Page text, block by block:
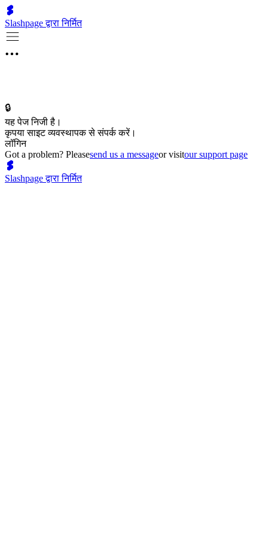
Slashpage द्वारा निर्मित
🔒
यह पेज निजी है।
कृपया साइट व्यवस्थापक से संपर्क करें।
लॉगिन
Got a problem? Pleasesend us a messageor visitour support page
Slashpage द्वारा निर्मित